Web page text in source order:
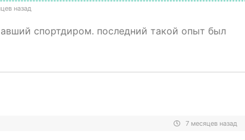
назад
спортдиром. последний такой опыт был
7 месяцев назад